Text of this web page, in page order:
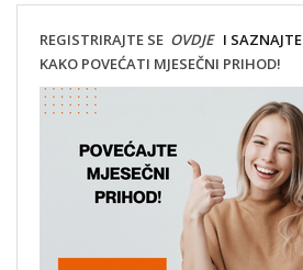
REGISTRIRAJTE SE OVDJEI SAZNAJTE
KAKO POVEĆATI MJESEČNI PRIHOD!